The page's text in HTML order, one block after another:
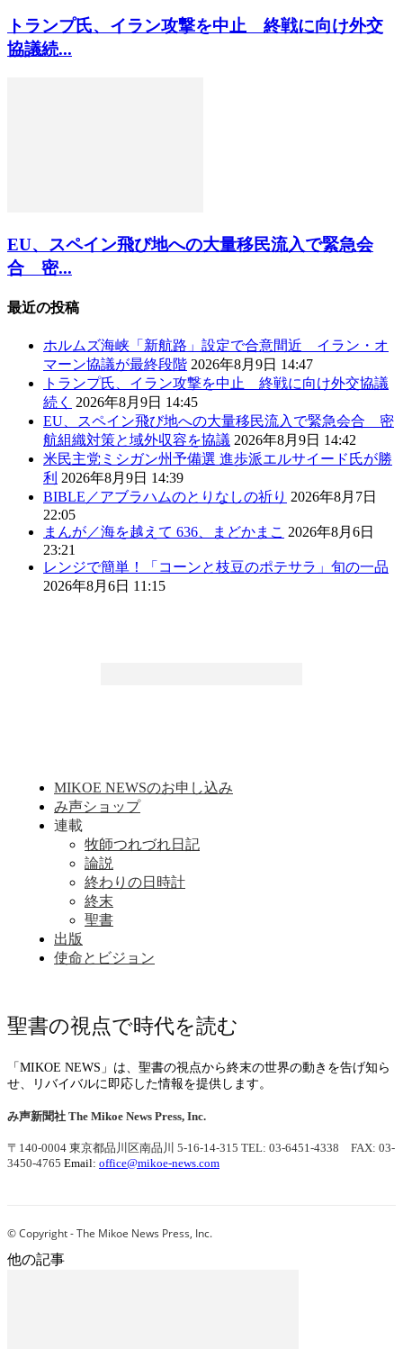
トランプ氏、イラン攻撃を中止 終戦に向け外交
協議続...
EU、スペイン飛び地への大量移民流入で緊急会
合 密...
最近の投稿
ホルムズ海峡「新航路」設定で合意間近 イラン・オ
マーン協議が最終段階 2026年8月9日 14:47
トランプ氏、イラン攻撃を中止 終戦に向け外交協議
続く 2026年8月9日 14:45
EU、スペイン飛び地への大量移民流入で緊急会合 密
航組織対策と域外収容を協議 2026年8月9日 14:42
米民主党ミシガン州予備選 進歩派エルサイード氏が勝
利 2026年8月9日 14:39
BIBLE／アブラハムのとりなしの祈り 2026年8月7日
22:05
まんが／海を越えて 636、まどかまこ 2026年8月6日
23:21
レンジで簡単！「コーンと枝豆のポテサラ」旬の一品
2026年8月6日 11:15
MIKOE NEWSのお申し込み
み声ショップ
連載
牧師つれづれ日記
論説
終わりの日時計
終末
聖書
出版
使命とビジョン
聖書の視点で時代を読む
「MIKOE NEWS」は、聖書の視点から終末の世界の動きを告げ知ら
せ、リバイバルに即応した情報を提供します。
み声新聞社 The Mikoe News Press, Inc.
〒140-0004 東京都品川区南品川 5-16-14-315 TEL: 03-6451-4338 FAX: 03-
3450-4765 Email: office@mikoe-news.com
© Copyright - The Mikoe News Press, Inc.
他の記事